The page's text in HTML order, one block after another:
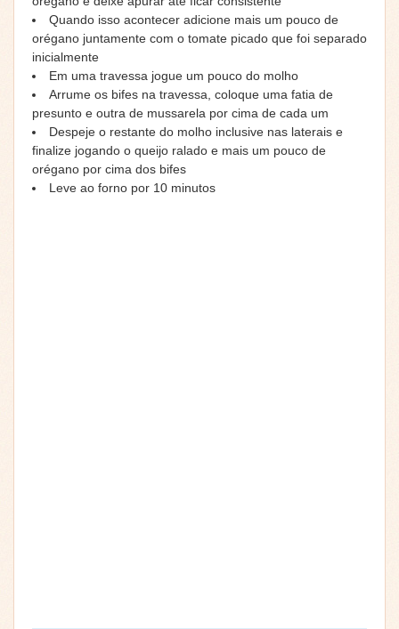
Quando isso acontecer adicione mais um pouco de
orégano juntamente com o tomate picado que foi separado
inicialmente
Em uma travessa jogue um pouco do molho
Arrume os bifes na travessa, coloque uma fatia de
presunto e outra de mussarela por cima de cada um
Despeje o restante do molho inclusive nas laterais e
finalize jogando o queijo ralado e mais um pouco de
orégano por cima dos bifes
Leve ao forno por 10 minutos